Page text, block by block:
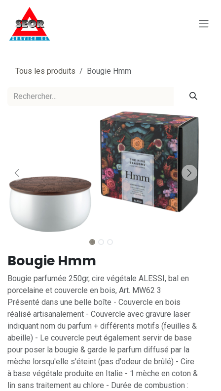
Se rendre au contenu
Tous les produits Bougie Hmm
Bougie Hmm
Bougie parfumée 250gr, cire végétale ALESSI, bal en
porcelaine et couvercle en bois, Art. MW62 3
Présenté dans une belle boîte - Couvercle en bois
réalisé artisanalement - Couvercle avec gravure laser
indiquant nom du parfum + différents motifs (feuilles &
abeille) - Le couvercle peut également servir de base
pour poser la bougie & garde le parfum diffusé par la
mèche lorsqu'elle s'éteint (pas d'odeur de brûlé) - Cire
à base végétale produite en Italie - 1 mèche en coton &
lin sans traitement au chlore - Durée de combustion :